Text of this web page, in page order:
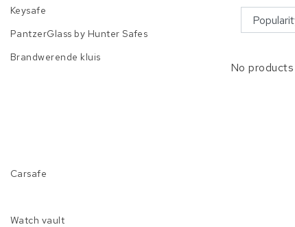
Keysafe
PantzerGlass by Hunter Safes
Brandwerende kluis
Carsafe
Watch vault
No products